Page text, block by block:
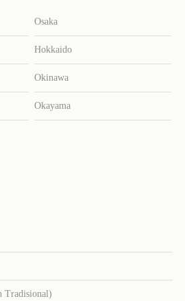
Osaka
Hokkaido
Okinawa
Okayama
Tradisional)